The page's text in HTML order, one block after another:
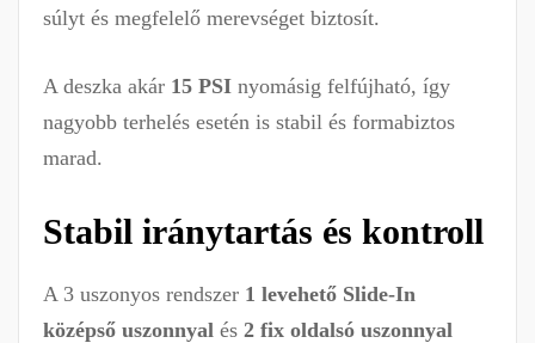
súlyt és megfelelő merevséget biztosít.
A deszka akár 15 PSI nyomásig felfújható, így
nagyobb terhelés esetén is stabil és formabiztos
marad.
Stabil iránytartás és kontroll
A 3 uszonyos rendszer 1 levehető Slide-In
középső uszonnyal és 2 fix oldalsó uszonnyal